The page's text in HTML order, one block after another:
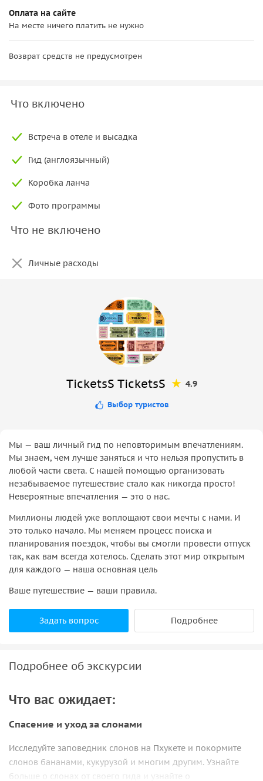
Оплата на сайте
На месте ничего платить не нужно
Возврат средств не предусмотрен
Что включено
Встреча в отеле и высадка
Гид (англоязычный)
Коробка ланча
Фото программы
Что не включено
Личные расходы
TicketsS TicketsS 4.9
Выбор туристов
Мы — ваш личный гид по неповторимым впечатлениям.
Мы знаем, чем лучше заняться и что нельзя пропустить в
любой части света. С нашей помощью организовать
незабываемое путешествие стало как никогда просто!
Невероятные впечатления — это о нас.
Миллионы людей уже воплощают свои мечты с нами. И
это только начало. Мы меняем процесс поиска и
планирования поездок, чтобы вы смогли провести отпуск
так, как вам всегда хотелось. Сделать этот мир открытым
для каждого — наша основная цель
Ваше путешествие — ваши правила.
Задать вопрос Подробнее
Подробнее об экскурсии
Что вас ожидает:
Спасение и уход за слонами
Исследуйте заповедник слонов на Пхукете и покормите
слонов бананами, кукурузой и многим другим. Узнайте
больше о слонах от своего гида и узнайте о